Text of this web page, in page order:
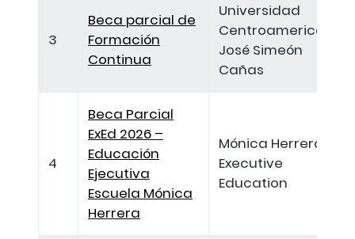
3
Beca parcial de
Formación
Continua
Universidad
Centroamericana
José Simeón
Cañas
4
Beca Parcial
ExEd 2026 –
Educación
Ejecutiva
Escuela Mónica
Herrera
Mónica Herrera
Executive
Education